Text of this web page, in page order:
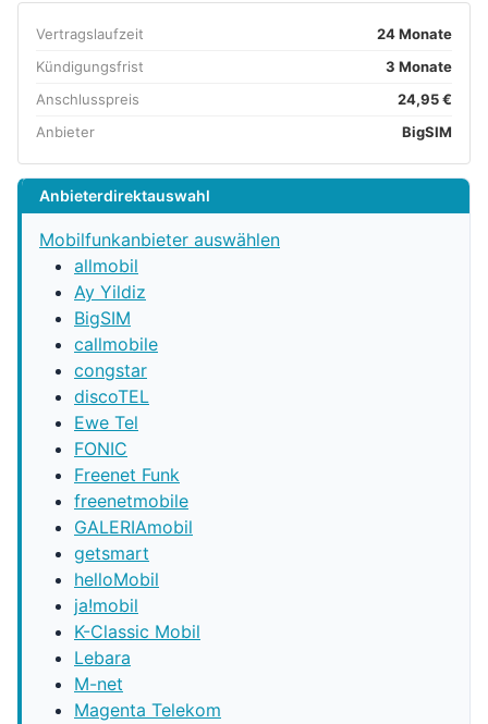
Vertragslaufzeit
24 Monate
Kündigungsfrist
3 Monate
Anschlusspreis
24,95 €
Anbieter
BigSIM
Anbieterdirektauswahl
Mobilfunkanbieter auswählen
allmobil
Ay Yildiz
BigSIM
callmobile
congstar
discoTEL
Ewe Tel
FONIC
Freenet Funk
freenetmobile
GALERIAmobil
getsmart
helloMobil
ja!mobil
K-Classic Mobil
Lebara
M-net
Magenta Telekom